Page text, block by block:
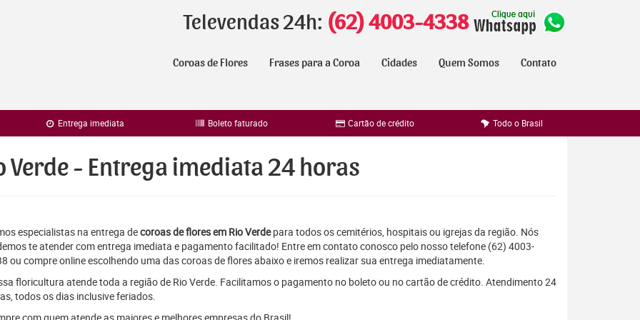
Televendas 24h: (62) 4003-4338
Coroas de Flores Frases para a Coroa Cidades Quem Somos Contato
Entrega imediata Boleto faturado Cartão de crédito Todo o Brasil
Verde - Entrega imediata 24 horas
especialistas na entrega decoroas de flores em Rio Verdepara todos os cemitérios, hospitais ou igrejas da região. Nós
te atender com entrega imediata e pagamento facilitado! Entre em contato conosco pelo nosso telefone (62) 4003-
ou compre online escolhendo uma das coroas de flores abaixo e iremos realizar sua entrega imediatamente.
floricultura atende toda a região de Rio Verde. Facilitamos o pagamento no boleto ou no cartão de crédito. Atendimento 24
todos os dias inclusive feriados.